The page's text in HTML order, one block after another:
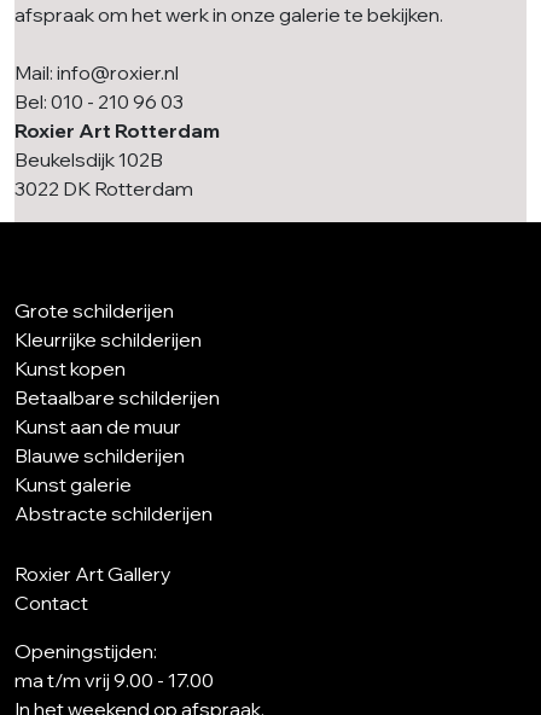
afspraak om het werk in onze galerie te bekijken.
Mail: info@roxier.nl
Bel: 010 - 210 96 03
Roxier Art Rotterdam
Beukelsdijk 102B
3022 DK Rotterdam
Grote schilderijen
Kleurrijke schilderijen
Kunst kopen
Betaalbare schilderijen
Kunst aan de muur
Blauwe schilderijen
Kunst galerie
Abstracte schilderijen
Roxier Art Gallery
Contact
Openingstijden:
ma t/m vrij 9.00 - 17.00
In het weekend op afspraak.